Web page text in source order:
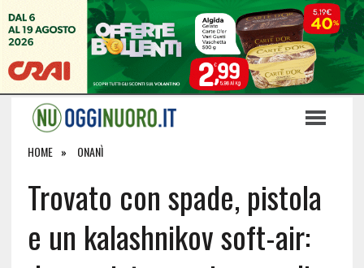
HOME ONANÌ
Trovato con spade, pistola
e un kalashnikov soft-air: